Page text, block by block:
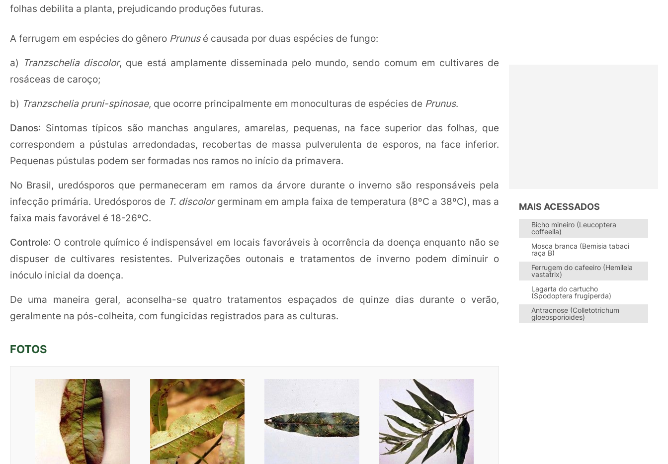
folhas debilita a planta, prejudicando produções futuras.
A ferrugem em espécies do gênero Prunusé causada por duas espécies de fungo:
a) Tranzschelia discolor, que está amplamente disseminada pelo mundo, sendo comum em cultivares de
rosáceas de caroço;
b) Tranzschelia pruni-spinosae, que ocorre principalmente em monoculturas de espécies de Prunus.
Danos: Sintomas típicos são manchas angulares, amarelas, pequenas, na face superior das folhas, que
correspondem a pústulas arredondadas, recobertas de massa pulverulenta de esporos, na face inferior.
Pequenas pústulas podem ser formadas nos ramos no início da primavera.
No Brasil, uredósporos que permaneceram em ramos da árvore durante o inverno são responsáveis pela
infecção primária. Uredósporos de T. discolorgerminam em ampla faixa de temperatura (8ºC a 38ºC), mas a
faixa mais favorável é 18-26ºC.
Controle: O controle químico é indispensável em locais favoráveis à ocorrência da doença enquanto não se
dispuser de cultivares resistentes. Pulverizações outonais e tratamentos de inverno podem diminuir o
inóculo inicial da doença.
De uma maneira geral, aconselha-se quatro tratamentos espaçados de quinze dias durante o verão,
geralmente na pós-colheita, com fungicidas registrados para as culturas.
FOTOS
MAIS ACESSADOS
Bicho mineiro (Leucoptera
coffeella)
Mosca branca (Bemisia tabaci
raça B)
Ferrugem do cafeeiro (Hemileia
vastatrix)
Lagarta do cartucho
(Spodoptera frugiperda)
Antracnose (Colletotrichum
gloeosporioides)